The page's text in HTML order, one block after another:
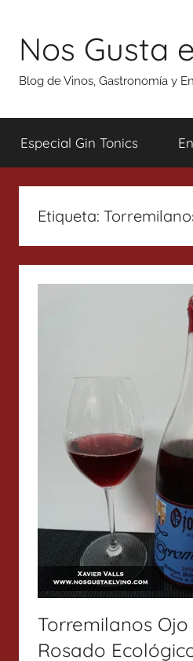
contenido
Nos Gusta
Blog de Vinos, Gastronomía y
Especial Gin Tonics
Etiqueta:
Torremilanos
Rosado